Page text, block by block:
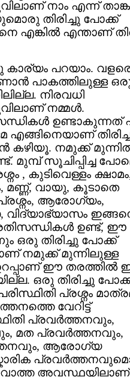
നാം എന്ന്
തിരിച്ചു പോക്ക്
എങ്കില്‍ എന്താണ്
പറയാം.
പാകത്തിലുള്ള
നിരവധി
നമ്മള്‍.
ഉണ്ടാകുന്നത്
എങ്ങിനെയാണ്
നമുക്ക്
മുമ്പ്‌ സൂചിപ്പിച്ച
കുടിവെള്ളം
മണ്ണ്, വായു, കൂടാതെ
ആരോഗ്യം,
ഉണ്ട്, ഈ
ഒരു തിരിച്ചു പോക്ക്
നമുക്ക് മുന്നിലുള്ള
ഈ തരത്തില്‍
ഒരു തിരിച്ചു
പ്രശ്നം
വേറിട്ട്‌
പ്രവര്‍ത്തനവും,
മത പ്രവര്‍ത്തനവും,
ആരോഗ്യ
അവസ്ഥയിലാണ്